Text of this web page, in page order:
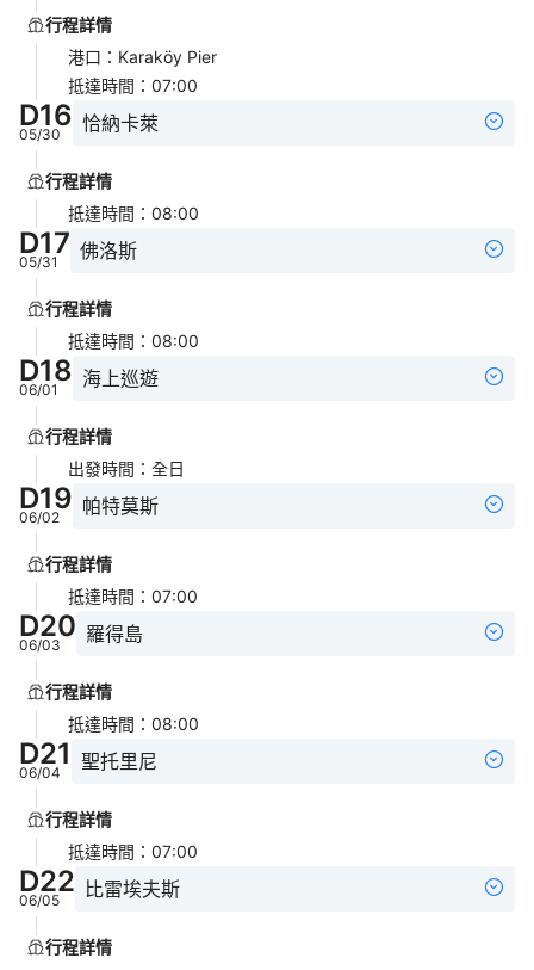
行程詳情
港口 ： Karaköy Pier
抵達時間 ： 07:00
D16
05/30 恰納卡萊
行程詳情
抵達時間 ： 08:00
D17
05/31 佛洛斯
行程詳情
抵達時間 ： 08:00
D18
06/01 海上巡遊
行程詳情
出發時間 ： 全日
D19
06/02 帕特莫斯
行程詳情
抵達時間 ： 07:00
D20
06/03 羅得島
行程詳情
抵達時間 ： 08:00
D21
06/04 聖托里尼
行程詳情
抵達時間 ： 07:00
D22
06/05 比雷埃夫斯
行程詳情